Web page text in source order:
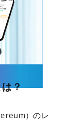
？
）のレ